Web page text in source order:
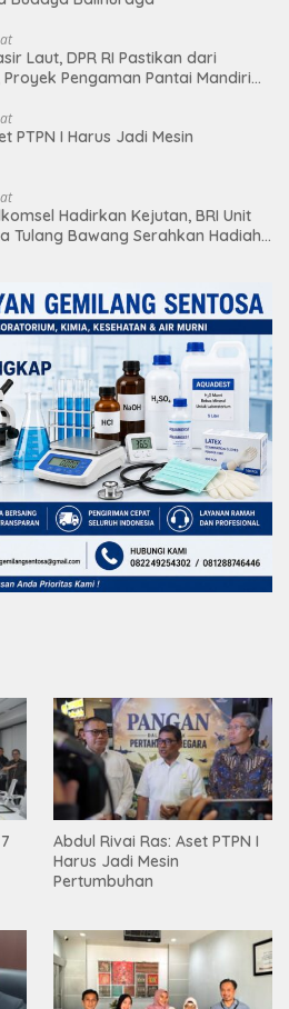
Laut, DPR RI Pastikan dari
Pengaman Pantai Mandiri
PTPN I Harus Jadi Mesin
Hadirkan Kejutan, BRI Unit
Tulang Bawang Serahkan Hadiah
Abdul Rivai Ras: Aset PTPN I
Harus Jadi Mesin
Pertumbuhan